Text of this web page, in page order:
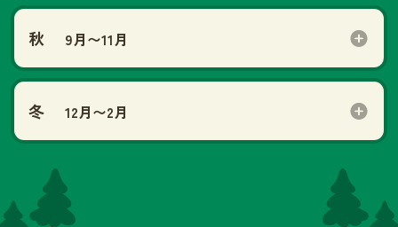
秋 9月〜11月
冬 12月〜2月